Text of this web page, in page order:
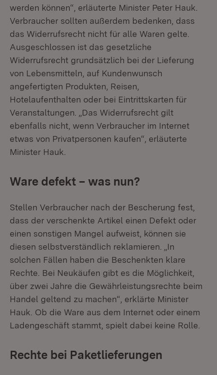
werden können“, erläuterte Minister Peter Hauk.
Verbraucher sollten außerdem bedenken, dass
das Widerrufsrecht nicht für alle Waren gelte.
Ausgeschlossen ist das gesetzliche
Widerrufsrecht grundsätzlich bei der Lieferung
von Lebensmitteln, auf Kundenwunsch
angefertigten Produkten, Reisen,
Hotelaufenthalten oder bei Eintrittskarten für
Veranstaltungen. „Das Widerrufsrecht gilt
ebenfalls nicht, wenn Verbraucher im Internet
etwas von Privatpersonen kaufen“, erläuterte
Minister Hauk.
Ware defekt – was nun?
Stellen Verbraucher nach der Bescherung fest,
dass der verschenkte Artikel einen Defekt oder
einen sonstigen Mangel aufweist, können sie
diesen selbstverständlich reklamieren. „In
solchen Fällen haben die Beschenkten klare
Rechte. Bei Neukäufen gibt es die Möglichkeit,
über zwei Jahre die Gewährleistungsrechte beim
Handel geltend zu machen“, erklärte Minister
Hauk. Ob die Ware aus dem Internet oder einem
Ladengeschäft stammt, spielt dabei keine Rolle.
Rechte bei Paketlieferungen